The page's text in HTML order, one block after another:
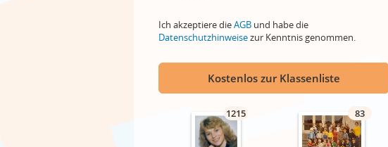
Ich akzeptiere dieAGB und habe die
Datenschutzhinweisezur Kenntnis genommen.
Kostenlos zur Klassenliste
1215 83